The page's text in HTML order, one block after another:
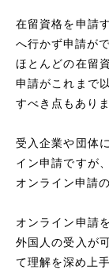
在留資格を申請
へ行かず申請が
ほとんどの在留
申請がこれまで
すべき点もありま
受入企業や団体
イン申請ですが
オンライン申請
オンライン申請
外国人の受入が
て理解を深め上